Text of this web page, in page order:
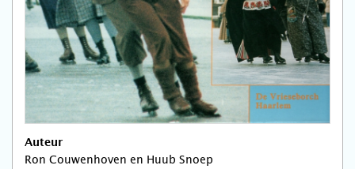
Auteur
Ron Couwenhoven en Huub Snoep